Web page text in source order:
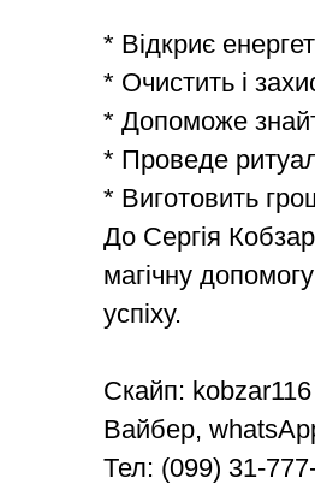
* Відкриє
* Очистить і
* Допоможе
* Проведе
* Виготовить
До Сергія
магічну
успіху.
Скайп: kobzar116
Вайбер,
Тел: (099) 31-